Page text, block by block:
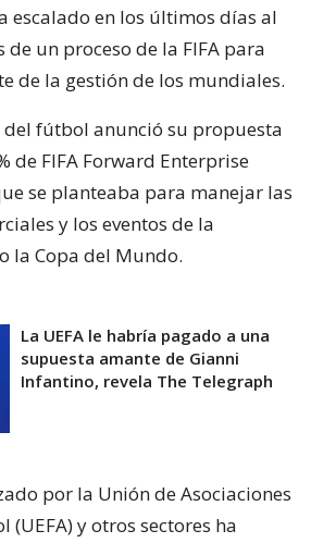
escalado en los últimos días al
un proceso de la FIFA para
de la gestión de los mundiales.
fútbol anunció su propuesta
de FIFA Forward Enterprise
se planteaba para manejar las
y los eventos de la
la Copa del Mundo.
La UEFA le habría pagado a una
supuesta amante de Gianni
Infantino, revela The Telegraph
por la Unión de Asociaciones
(UEFA) y otros sectores ha